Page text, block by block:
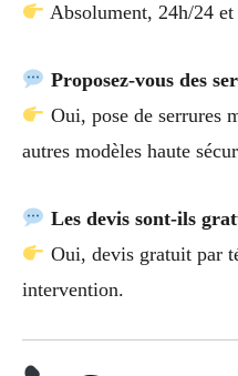
Absolument, 24h/24
Proposez-vous des
Oui, pose de serrures
autres modèles haute
Les devis sont-ils
Oui, devis gratuit par
intervention.